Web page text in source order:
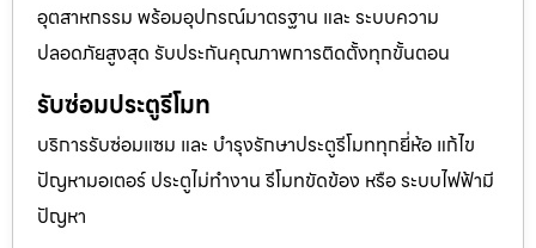
อุตสาหกรรม พร้อมอุปกรณ์มาตรฐาน และ ระบบความ
ปลอดภัยสูงสุด รับประกันคุณภาพการติดตั้งทุกขั้นตอน
รับซ่อมประตูรีโมท
บริการรับซ่อมแซม และ บำรุงรักษาประตูรีโมททุกยี่ห้อ แก้ไข
ปัญหามอเตอร์ ประตูไม่ทำงาน รีโมทขัดข้อง หรือ ระบบไฟฟ้ามี
ปัญหา